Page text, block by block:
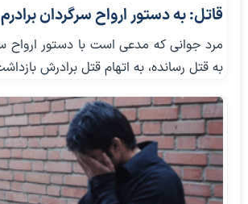
قاتل: به دستور ارواح سرگردان
مرد جوانی که مدعی است با دستور ارواح
به قتل رسانده، به اتهام قتل برادرش